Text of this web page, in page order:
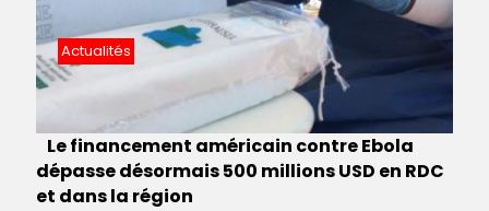
Actualités
Le financement américain contre Ebola
dépasse désormais 500 millions USD en RDC
et dans la région